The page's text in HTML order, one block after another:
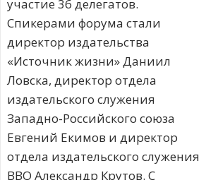
участие 36 делегатов.
Спикерами форума стали
директор издательства
«Источник жизни» Даниил
Ловска, директор отдела
издательского служения
Западно-Российского союза
Евгений Екимов и директор
отдела издательского служения
ВВО Александр Крутов. С